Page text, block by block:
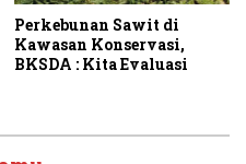
Perkebunan Sawit di
Kawasan Konservasi,
BKSDA : Kita Evaluasi